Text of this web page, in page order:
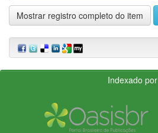
Mostrar registro completo do item
Indexado por